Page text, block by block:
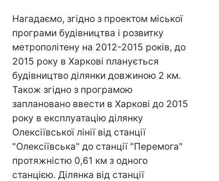
Нагадаємо, згідно з проектом міської
програми будівництва і розвитку
метрополітену на 2012-2015 років, до
2015 року в Харкові планується
будівництво ділянки довжиною 2 км.
Також згідно з програмою
заплановано ввести в Харкові до 2015
року в експлуатацію ділянку
Олексіївської лінії від станції
"Олексіївська" до станції "Перемога"
протяжністю 0,61 км з одного
станцією. Ділянка від станції